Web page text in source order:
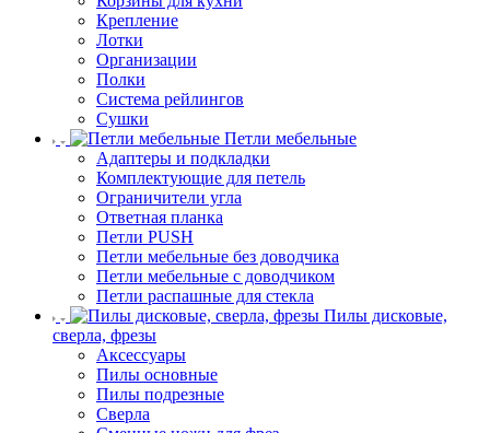
Крепление
Лотки
Организации
Полки
Система рейлингов
Сушки
Петли мебельные
Адаптеры и подкладки
Комплектующие для петель
Ограничители угла
Ответная планка
Петли PUSH
Петли мебельные без доводчика
Петли мебельные с доводчиком
Петли распашные для стекла
Пилы дисковые,
сверла, фрезы
Аксессуары
Пилы основные
Пилы подрезные
Сверла